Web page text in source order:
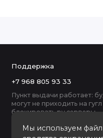
Мы используем
Поддержка
+7 968 805 93 33
Пункт выдачи работает:
могут не приходить на гугл
блокировать ру серверы